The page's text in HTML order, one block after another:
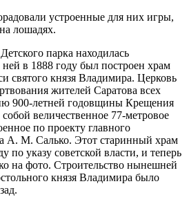
устроенные для них игры,
лошадях.
парка находилась
в 1888 году был построен храм
святого князя Владимира. Церковь
жителей Саратова всех
900-летней годовщины Крещения
величественное 77-метровое
по проекту главного
А. М. Салько. Этот старинный храм
по указу советской власти, и теперь
на фото. Строительство нынешней
князя Владимира было